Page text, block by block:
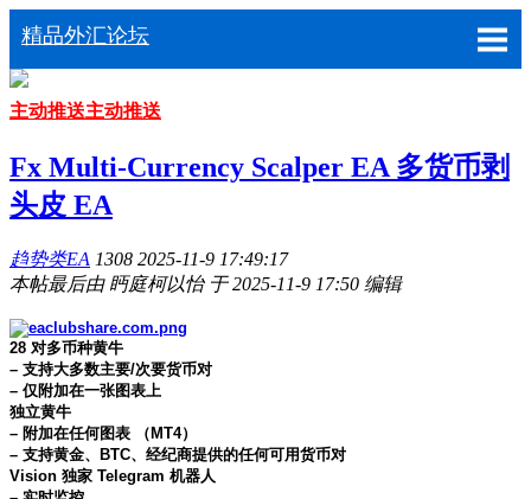
精品外汇论坛
主动推送主动推送
Fx Multi-Currency Scalper EA 多货币剥
头皮 EA
趋势类EA 1308 2025-11-9 17:49:17
本帖最后由 眄庭柯以怡 于 2025-11-9 17:50 编辑
28 对多币种黄牛
– 支持大多数主要/次要货币对
– 仅附加在一张图表上
独立黄牛
– 附加在任何图表 （MT4）
– 支持黄金、BTC、经纪商提供的任何可用货币对
Vision 独家 Telegram 机器人